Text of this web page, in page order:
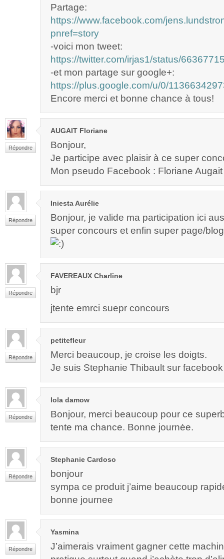
Partage:
https://www.facebook.com/
pnref=story
-voici mon tweet:
https://twitter.com/irjas1/status/
-et mon partage sur google+:
https://plus.google.com/u/0/
Encore merci et bonne chance à tous!
Répondre
AUGAIT Floriane
Bonjour,
Je participe avec plaisir à ce super
Mon pseudo Facebook : Floriane Augait
Répondre
Iniesta Aurélie
Bonjour, je valide ma participation ici
super concours et enfin super page/
Répondre
FAVEREAUX Charline
bjr
jtente emrci suepr concours
Répondre
petitefleur
Merci beaucoup, je croise les doigts.
Je suis Stephanie Thibault sur facebook
Répondre
lola damow
Bonjour, merci beaucoup pour ce
tente ma chance. Bonne journėe.
Répondre
Stephanie Cardoso
bonjour
sympa ce produit j’aime beaucoup
bonne journee
Répondre
Yasmina
J’aimerais vraiment gagner cette